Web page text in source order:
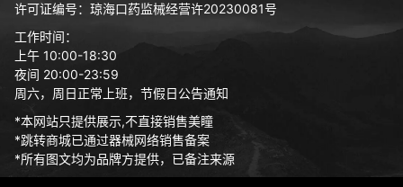
许可证编号：琼海口药监械经营许20230081号
工作时间：
上午 10:00-18:30
夜间 20:00-23:59
周六，周日正常上班，节假日公告通知
*本网站只提供展示,不直接销售美瞳
*跳转商城已通过器械网络销售备案
*所有图文均为品牌方提供，已备注来源